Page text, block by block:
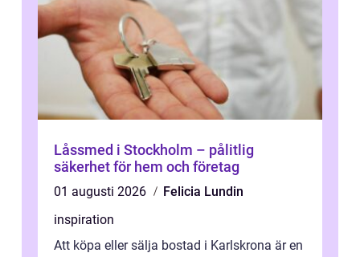
Låssmed i Stockholm – pålitlig
säkerhet för hem och företag
01 augusti 2026
Felicia Lundin
inspiration
Att köpa eller sälja bostad i Karlskrona är en